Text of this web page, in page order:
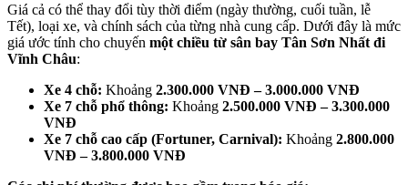
Giá cả có thể thay đổi tùy thời điểm (ngày thường, cuối tuần, lễ
Tết), loại xe, và chính sách của từng nhà cung cấp. Dưới đây là mức
giá ước tính cho chuyến một chiều từ sân bay Tân Sơn Nhất đi
Vĩnh Châu:
Xe 4 chỗ: Khoảng 2.300.000 VNĐ – 3.000.000 VNĐ
Xe 7 chỗ phổ thông: Khoảng 2.500.000 VNĐ – 3.300.000
VNĐ
Xe 7 chỗ cao cấp (Fortuner, Carnival): Khoảng 2.800.000
VNĐ – 3.800.000 VNĐ